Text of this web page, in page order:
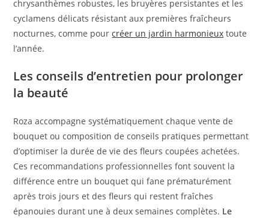
chrysanthèmes robustes, les bruyères persistantes et les
cyclamens délicats résistant aux premières fraîcheurs
nocturnes, comme pourcréer un jardin harmonieux toute
l’année.
Les conseils d’entretien pour prolonger
la beauté
Roza accompagne systématiquement chaque vente de
bouquet ou composition de conseils pratiques permettant
d’optimiser la durée de vie des fleurs coupées achetées.
Ces recommandations professionnelles font souvent la
différence entre un bouquet qui fane prématurément
après trois jours et des fleurs qui restent fraîches
épanouies durant une à deux semaines complètes. Le